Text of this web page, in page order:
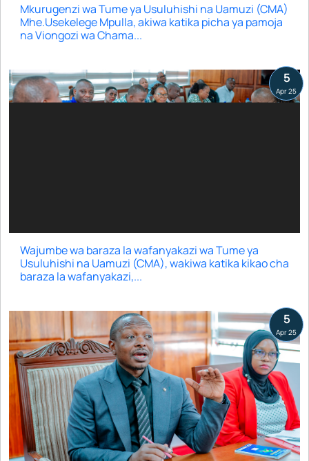
Mkurugenzi wa Tume ya Usuluhishi na Uamuzi (CMA)
Mhe.Usekelege Mpulla, akiwa katika picha ya pamoja
na Viongozi wa Chama...
5
Apr 25
Wajumbe wa baraza la wafanyakazi wa Tume ya
Usuluhishi na Uamuzi (CMA), wakiwa katika kikao cha
baraza la wafanyakazi,...
5
Apr 25